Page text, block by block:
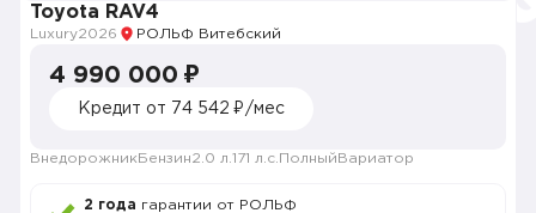
Toyota RAV4
Luxury2026 РОЛЬФ Витебский
4 990 000 ₽
Кредит от 74 542 ₽/мес
Внедорожник Бензин2.0 л. 171 л.с. Полный Вариатор
2 года гарантии от РОЛЬФ